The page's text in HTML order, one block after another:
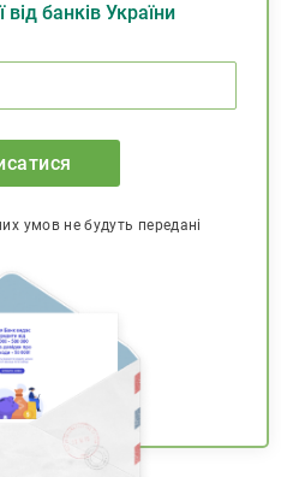
від банків України
умов не будуть передані